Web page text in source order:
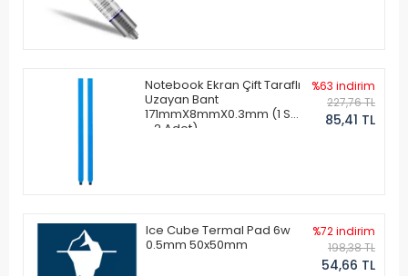
Notebook Ekran Çift Taraflı
Uzayan Bant
171mmX8mmX0.3mm (1 Set
- 2 Adet)
%63 indirim
227,76 TL
85,41 TL
Ice Cube Termal Pad 6w
0.5mm 50x50mm
%72 indirim
198,38 TL
54,66 TL